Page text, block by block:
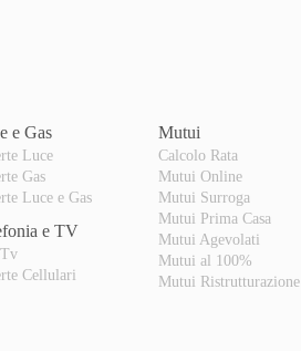
e Gas
Luce
Gas
Luce e Gas
e TV
Cellulari
Mutui
Calcolo Rata
Mutui Online
Mutui Surroga
Mutui Prima Casa
Mutui Agevolati
Mutui al 100%
Mutui Ristrutturazione